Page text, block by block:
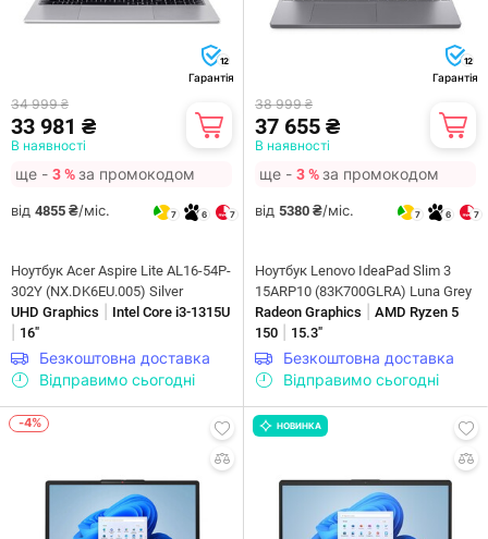
12
Гарантія
34 999 ₴
33 981 ₴
В наявності
ще - 3 %за промокодом
від 4855 ₴/міс. 7 6 7
Ноутбук Acer Aspire Lite AL16-54P-
302Y (NX.DK6EU.005) Silver
UHD Graphics
Intel Core i3-1315U
16"
Безкоштовна доставка
Відправимо сьогодні
12
Гарантія
38 999 ₴
37 655 ₴
В наявності
ще - 3 %за промокодом
від 5380 ₴/міс. 7 6 7
Ноутбук Lenovo IdeaPad Slim 3
15ARP10 (83K700GLRA) Luna Grey
Radeon Graphics
AMD Ryzen 5
150
15.3"
Безкоштовна доставка
Відправимо сьогодні
-4% НОВИНКА